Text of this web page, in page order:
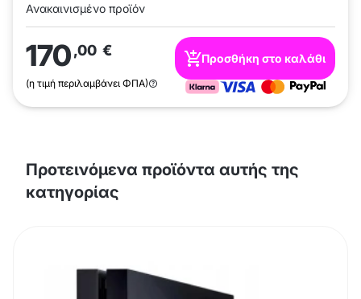
Ανακαινισμένο προϊόν
170,00 €
(η τιμή περιλαμβάνει ΦΠΑ)
Προσθήκη στο καλάθι
Προτεινόμενα προϊόντα αυτής της
κατηγορίας